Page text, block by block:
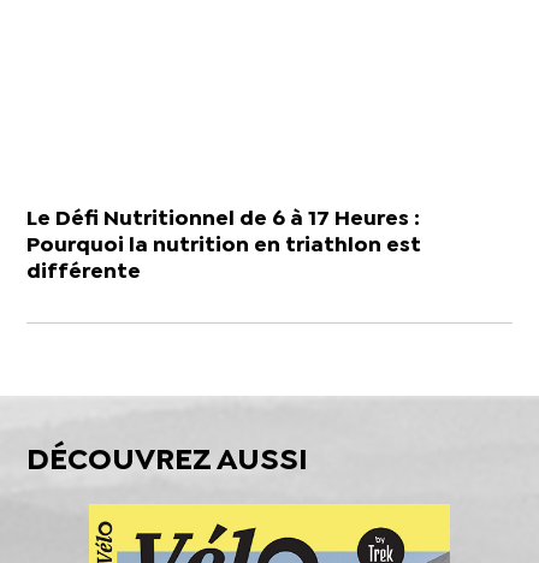
Le Défi Nutritionnel de 6 à 17 Heures :
Pourquoi la nutrition en triathlon est
différente
DÉCOUVREZ AUSSI